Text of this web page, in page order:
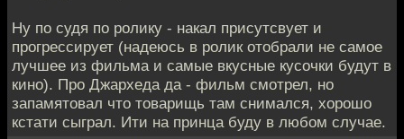
Ну по судя по ролику - накал присутсвует и
прогрессирует (надеюсь в ролик отобрали не самое
лучшее из фильма и самые вкусные кусочки будут в
кино). Про Джархеда да - фильм смотрел, но
запамятовал что товарищь там снимался, хорошо
кстати сыграл. Ити на принца буду в любом случае.